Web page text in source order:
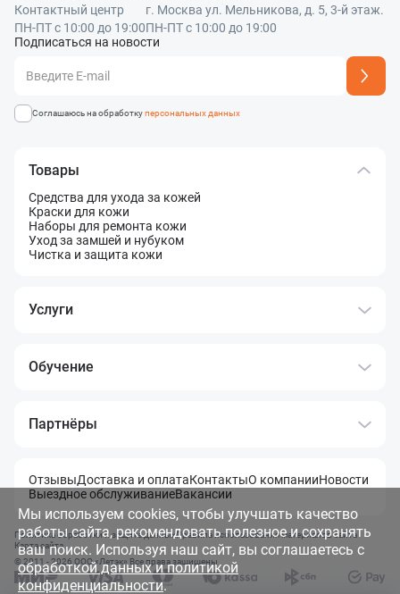
Контактный центр
ПН-ПТ с 10:00 до 19:00
г. Москва ул. Мельникова, д. 5, 3-й этаж.
ПН-ПТ с 10:00 до 19:00
Подписаться на новости
Адрес подписки успешно добавлен
Соглашаюсь на обработкуперсональных данных
Товары
Средства для ухода за кожей
Краски для кожи
Наборы для ремонта кожи
Уход за замшей и нубуком
Чистка и защита кожи
Услуги
Обучение
Партнёры
ОтзывыДоставка и оплатаКонтактыО компанииНовости
Выездное обслуживаниеВакансии
© 2011 - 2026 OOO «Летэк» Все права защищены
Политика обработки и защита данныхПравила использования материалов сайта
Карта сайта
Мы используем cookies, чтобы улучшать качество
работы сайта, рекомендовать полезное и сохранять
ваш поиск. Используя наш сайт, вы соглашаетесь с
обработкой данных и политикой
конфиденциальности.